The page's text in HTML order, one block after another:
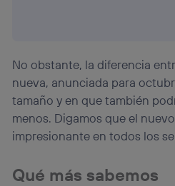
No obstante, la diferencia
nueva, anunciada para
tamaño y en que también
menos. Digamos que el
impresionante en todos los
Qué más sabemos